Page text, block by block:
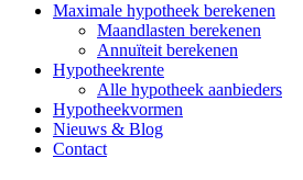
Maximale hypotheek berekenen
Maandlasten berekenen
Annuïteit berekenen
Hypotheekrente
Alle hypotheek aanbieders
Hypotheekvormen
Nieuws & Blog
Contact